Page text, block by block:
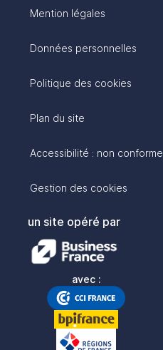
Mention légales
Données personnelles
Politique des cookies
Plan du site
Accessibilité : non conforme
Gestion des cookies
un site opéré par
avec :